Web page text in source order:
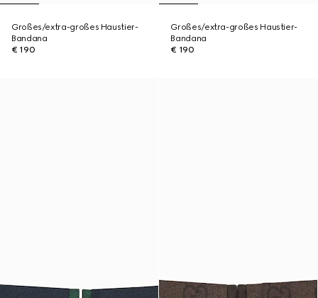
Großes/extra-großes Haustier-
Bandana
€ 190
Großes/extra-großes Haustier-
Bandana
€ 190